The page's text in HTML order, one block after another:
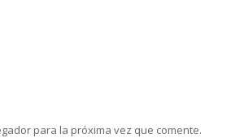
para la próxima vez que comente.